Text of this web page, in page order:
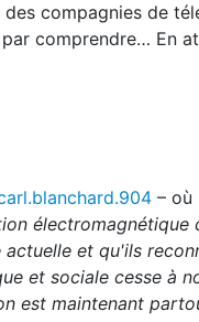
compagnies de
comprendre… En
– où
et qu'ils
et sociale cesse à
est maintenant